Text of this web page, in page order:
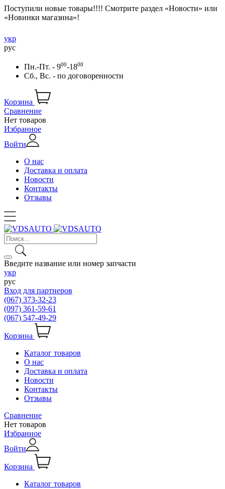
Поступили новые товары!!!! Смотрите раздел «Новости» или
«Новинки магазина»!
укр
рус
Пн.-Пт. - 900-1800
Сб., Вс. - по договоренности
Корзина
Сравнение
Нет товаров
Избранное
Войти
О нас
Доставка и оплата
Новости
Контакты
Отзывы
Введите название или номер запчасти
укр
рус
Вход для партнеров
(067) 373-32-23
(097) 361-59-61
(067) 547-49-29
Корзина
Каталог товаров
О нас
Доставка и оплата
Новости
Контакты
Отзывы
Сравнение
Нет товаров
Избранное
Войти
Корзина
Каталог товаров